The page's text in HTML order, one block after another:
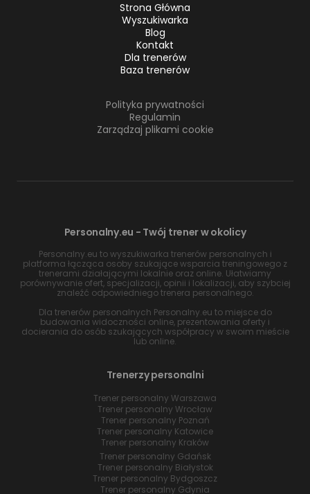
Strona Główna
Wyszukiwarka
Blog
Kontakt
Dla trenerów
Baza trenerów
Polityka prywatności
Regulamin
Zarządzaj plikami cookie
Personalny.eu - Twój trener w okolicy
Personalny.eu to wyszukiwarka trenerów personalnych i
platforma łącząca osoby szukające wsparcia treningowego z
trenerami działającymi lokalnie oraz online. Ułatwiamy
porównywanie ofert, specjalizacji, opinii i lokalizacji, aby szybciej
znaleźć odpowiedniego trenera personalnego.
Dla trenerów personalnych Personalny.eu to miejsce do
budowania widoczności online, prezentowania oferty i
docierania do osób szukających współpracy w swoim mieście
lub online.
Trenerzy personalni
Trener personalny Warszawa
Trener personalny Wrocław
Trener personalny Poznań
Trener personalny Katowice
Trener personalny Kraków
Trener personalny Gdańsk
Trener personalny Białystok
Trener personalny Bydgoszcz
Trener personalny Gdynia